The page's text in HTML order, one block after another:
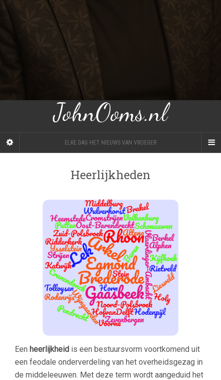
JohnOoms.nl
ELKE DAG HET NIEUWS VAN VROEGER
Heerlijkheden
Een heerlijkheid is een bestuursvorm voortkomend uit
een feodale onderverdeling van het overheidsgezag in
de middeleeuwen. Met deze term wordt aangeduid het